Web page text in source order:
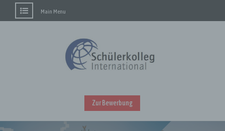
Main Menu
Zur Bewerbung